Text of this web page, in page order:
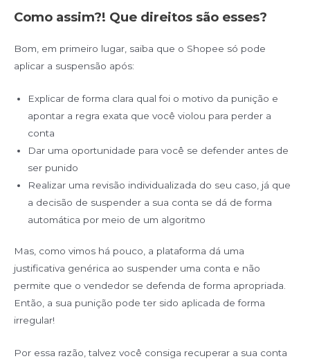
Como assim?! Que direitos são esses?
Bom, em primeiro lugar, saiba que o Shopee só pode
aplicar a suspensão após:
Explicar de forma clara qual foi o motivo da punição e
apontar a regra exata que você violou para perder a
conta
Dar uma oportunidade para você se defender antes de
ser punido
Realizar uma revisão individualizada do seu caso, já que
a decisão de suspender a sua conta se dá de forma
automática por meio de um algoritmo
Mas, como vimos há pouco, a plataforma dá uma
justificativa genérica ao suspender uma conta e não
permite que o vendedor se defenda de forma apropriada.
Então, a sua punição pode ter sido aplicada de forma
irregular!
Por essa razão, talvez você consiga recuperar a sua conta